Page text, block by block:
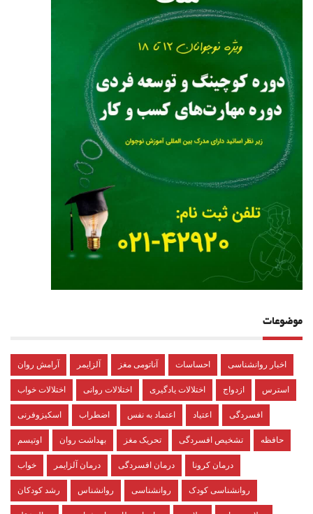
موضوعات
آرامش روان آلزایمر آناتومی مغز احساسات اخبار روانشناسی
اختلالات خواب اختلالات روانی اختلالات یادگیری ازدواج استرس
اسکیزوفرنی اضطراب اعتماد به نفس اعتیاد افسردگی
اوتیسم بهداشت روان تحریک مغز تشخیص افسردگی حافظه
خواب درمان آلزایمر درمان افسردگی درمان کرونا
رشد کودکان روانشناس روانشناسی روانشناسی کودک